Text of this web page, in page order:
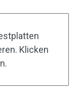
Klicken